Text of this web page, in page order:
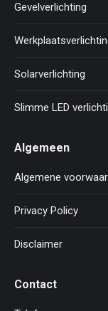
Gevelverlichting
Solarverlichting
Slimme LED
Algemeen
Algemene
Privacy Policy
Disclaimer
Contact